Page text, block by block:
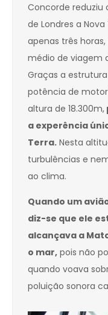
Concorde reduziu
de Londres a
apenas três
médio de viagem
Graças a
potência de
altura de 18.300m,
a experência
Terra. Nesta
turbulências e
ao clima.
Quando um
diz-se que ele
alcançava a
o mar, pois não
quando voava
poluição sonora